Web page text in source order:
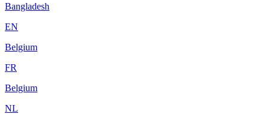
Bangladesh
EN
Belgium
FR
Belgium
NL